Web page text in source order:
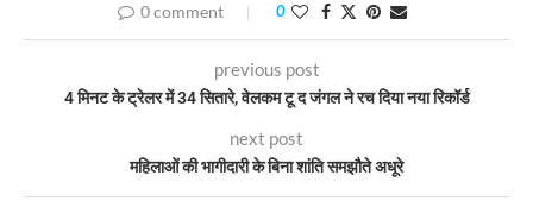
0 comment 0
previous post
4 मिनट के ट्रेलर में 34 सितारे, वेलकम टू द जंगल ने रच दिया नया रिकॉर्ड
next post
महिलाओं की भागीदारी के बिना शांति समझौते अधूरे